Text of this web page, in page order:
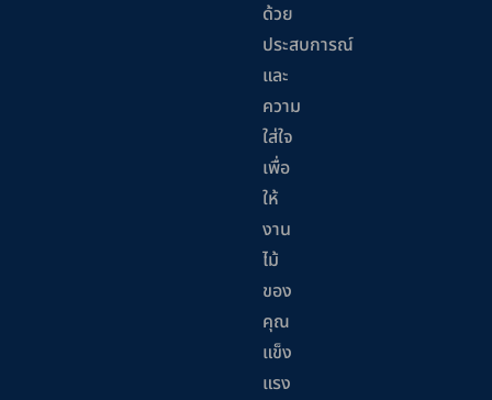
ด้วย
ประสบการณ์
และ
ความ
ใส่ใจ
เพื่อ
ให้
งาน
ไม้
ของ
คุณ
แข็ง
แรง